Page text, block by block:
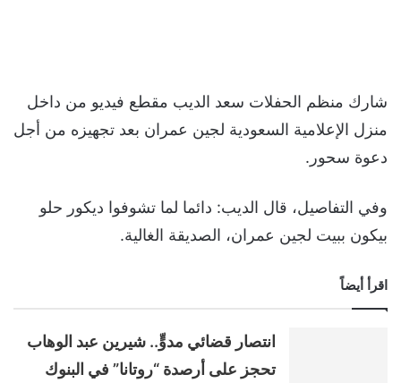
شارك منظم الحفلات سعد الديب مقطع فيديو من داخل
منزل الإعلامية السعودية لجين عمران بعد تجهيزه من أجل
دعوة سحور.
وفي التفاصيل، قال الديب: دائما لما تشوفوا ديكور حلو
بيكون ببيت لجين عمران، الصديقة الغالية.
اقرأ أيضاً
انتصار قضائي مدوٍّ.. شيرين عبد الوهاب
تحجز على أرصدة “روتانا” في البنوك